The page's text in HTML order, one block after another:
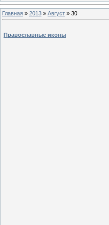
Главная » 2013 » Август » 30
Православные иконы